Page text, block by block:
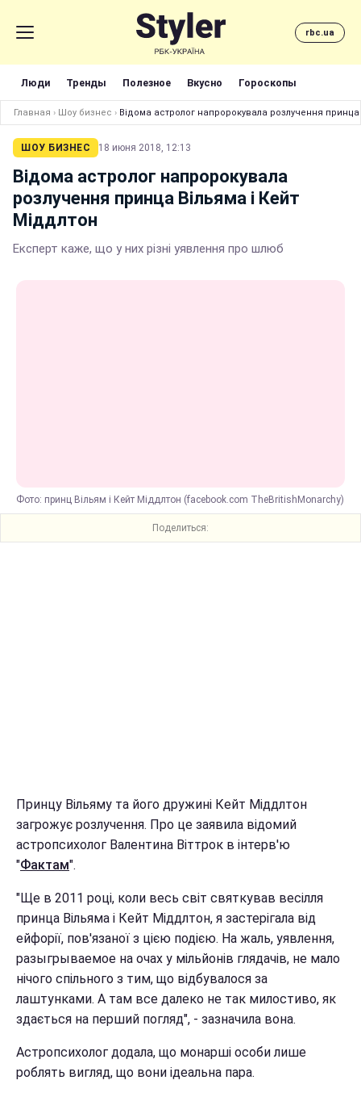
rbc.ua
Люди Тренды Полезное Вкусно Гороскопы
Главная › Шоу бизнес › Відома астролог напророкувала розлучення принца
ШОУ БИЗНЕС 18 июня 2018, 12:13
Відома астролог напророкувала
розлучення принца Вільяма і Кейт
Міддлтон
Експерт каже, що у них різні уявлення про шлюб
Фото: принц Вільям і Кейт Міддлтон (facebook.com TheBritishMonarchy)
Поделиться:
Принцу Вільяму та його дружині Кейт Міддлтон
загрожує розлучення. Про це заявила відомий
астропсихолог Валентина Віттрок в інтерв'ю
"Фактам".
"Ще в 2011 році, коли весь світ святкував весілля
принца Вільяма і Кейт Міддлтон, я застерігала від
ейфорії, пов'язаної з цією подією. На жаль, уявлення,
разыгрываемое на очах у мільйонів глядачів, не мало
нічого спільного з тим, що відбувалося за
лаштунками. А там все далеко не так милостиво, як
здається на перший погляд", - зазначила вона.
Астропсихолог додала, що монарші особи лише
роблять вигляд, що вони ідеальна пара.